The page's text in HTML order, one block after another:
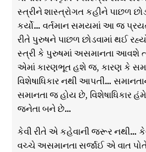
સ્ત્રીને શાસ્ત્રોગત કહીને પાછળ
કર્યો… વર્તમાન સમયમાં આ જ
રીતે પુરુષને પાછળ છોડવામાં થઈ
સ્ત્રી કે પુરુષમાં અસમાનતા આવશે
એમાં કારણભૂત હશે જ, કારણ કે
વિશેષાધિકાર નથી આપતી…
સમાનતા જ હોય છે, વિશેષાધિકાર
જનેતા બને છે…
કેવી રીતે એ કહેવાની જરૂર નથી…
વચ્ચે અસમાનતા સર્જાઈ એ વાત